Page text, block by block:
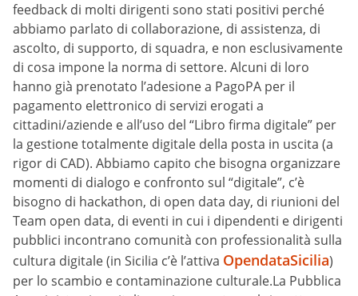
feedback di molti dirigenti sono stati positivi perché
abbiamo parlato di collaborazione, di assistenza, di
ascolto, di supporto, di squadra, e non esclusivamente
di cosa impone la norma di settore. Alcuni di loro
hanno già prenotato l’adesione a PagoPA per il
pagamento elettronico di servizi erogati a
cittadini/aziende e all’uso del “Libro firma digitale” per
la gestione totalmente digitale della posta in uscita (a
rigor di CAD). Abbiamo capito che bisogna organizzare
momenti di dialogo e confronto sul “digitale”, c’è
bisogno di hackathon, di open data day, di riunioni del
Team open data, di eventi in cui i dipendenti e dirigenti
pubblici incontrano comunità con professionalità sulla
cultura digitale (in Sicilia c’è l’attiva OpendataSicilia)
per lo scambio e contaminazione culturale.La Pubblica